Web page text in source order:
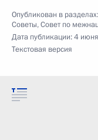
Опубликован в разделах:
Советы,Совет по
Дата публикации:4
Текстовая версия